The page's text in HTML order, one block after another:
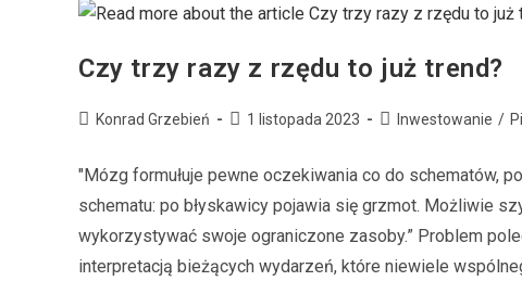
Czy trzy razy z rzędu to już trend?
Konrad Grzebień 1 listopada 2023 Inwestowanie /
"Mózg formułuje pewne oczekiwania co do schematów,
schematu: po błyskawicy pojawia się grzmot. Możliwie
wykorzystywać swoje ograniczone zasoby.” Problem
interpretacją bieżących wydarzeń, które niewiele